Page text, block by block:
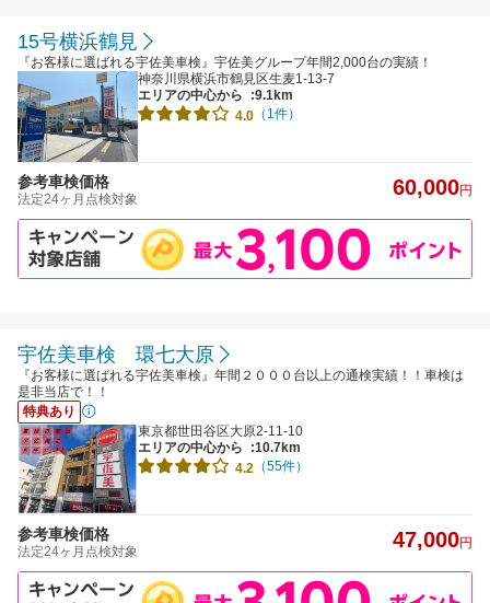
15号横浜鶴見
『お客様に選ばれる宇佐美車検』宇佐美グループ年間2,000台の実績！
神奈川県横浜市鶴見区生麦1-13-7
エリアの中心から
:9.1km
4.0 （1件）
参考車検価格
法定24ヶ月点検対象 60,000円
宇佐美車検 環七大原
『お客様に選ばれる宇佐美車検』年間２０００台以上の通検実績！！車検は
是非当店で！！
特典あり
東京都世田谷区大原2-11-10
エリアの中心から
:10.7km
4.2 （55件）
参考車検価格
法定24ヶ月点検対象 47,000円